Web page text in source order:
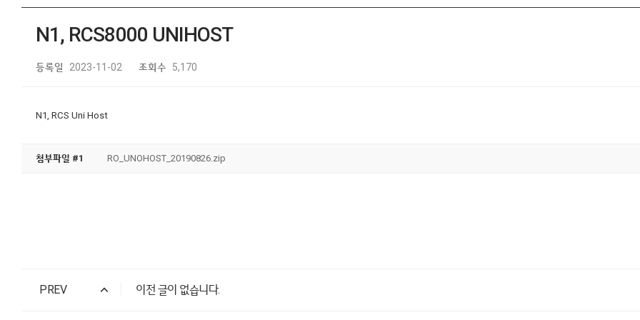
N1, RCS8000 UNIHOST
등록일 2023-11-02 조회수 5,170
N1, RCS Uni Host
첨부파일 #1 RO_UNOHOST_20190826.zip
PREV 이전 글이 없습니다.